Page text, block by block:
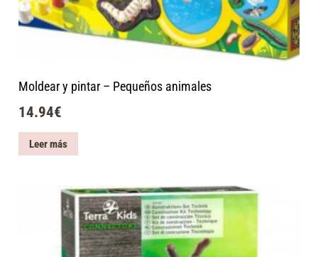
Moldear y pintar – Pequeños animales
14.94€
Leer más